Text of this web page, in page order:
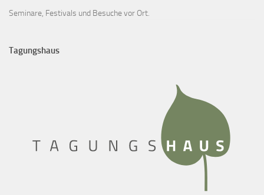
Seminare, Festivals und Besuche vor Ort.
Tagungshaus